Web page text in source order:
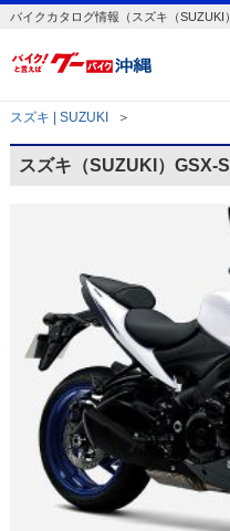
バイクカタログ情報（スズキ（SUZUKI
スズキ | SUZUKI ＞
スズキ（SUZUKI）GSX-